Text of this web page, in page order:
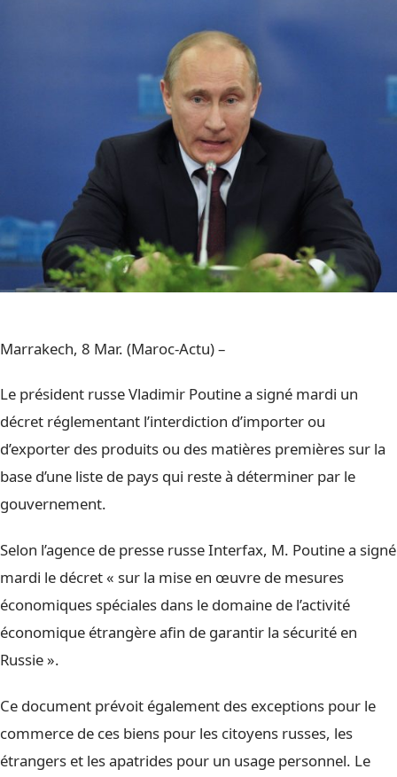
Marrakech, 8 Mar. (Maroc-Actu) –
Le président russe Vladimir Poutine a signé mardi un
décret réglementant l’interdiction d’importer ou
d’exporter des produits ou des matières premières sur la
base d’une liste de pays qui reste à déterminer par le
gouvernement.
Selon l’agence de presse russe Interfax, M. Poutine a signé
mardi le décret « sur la mise en œuvre de mesures
économiques spéciales dans le domaine de l’activité
économique étrangère afin de garantir la sécurité en
Russie ».
Ce document prévoit également des exceptions pour le
commerce de ces biens pour les citoyens russes, les
étrangers et les apatrides pour un usage personnel. Le